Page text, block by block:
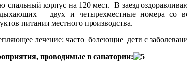
спальный корпус на 120 мест. В заезд
– двух и четырехместные номера со
питания местного производства.
лечение: часто болеющие дети с
проводимые в санатории: